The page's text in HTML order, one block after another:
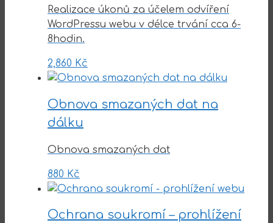
Realizace úkonů za účelem odvíření
WordPressu webu v délce trvání cca 6-
8hodin.
2,860 Kč
Obnova smazaných dat na
dálku
Obnova smazaných dat
880 Kč
Ochrana soukromí – prohlížení